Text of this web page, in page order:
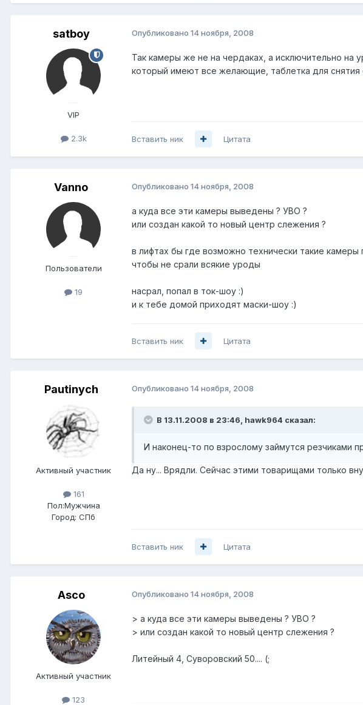
satboy
VIP
2.3k
Опубликовано 14 ноября, 2008
Так камеры же не на чердаках, а исключительно на
который имеют все желающие, таблетка для снятия
Вставить ник Цитата
Vanno
Пользователи
19
Опубликовано 14 ноября, 2008
а куда все эти камеры выведены ? УВО ?
или создан какой то новый центр слежения ?
в лифтах бы где возможно технически такие камеры
чтобы не срали всякие уроды
насрал, попал в ток-шоу :)
и к тебе домой приходят маски-шоу :)
Вставить ник Цитата
Pautinych
Активный участник
161
Пол:Мужчина
Город: СПб
Опубликовано 14 ноября, 2008
В 13.11.2008 в 23:46, hawk964 сказал:
И наконец-то по взрослому займутся резчиками
Да ну... Врядли. Сейчас этими товарищами только
Вставить ник Цитата
Asco
Активный участник
123
Опубликовано 14 ноября, 2008
> а куда все эти камеры выведены ? УВО ?
> или создан какой то новый центр слежения ?
Литейный 4, Суворовский 50.... (;